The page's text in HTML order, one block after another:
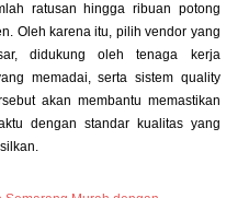
ratusan hingga ribuan potong
Oleh karena itu, pilih vendor yang
didukung oleh tenaga kerja
memadai, serta sistem quality
akan membantu memastikan
dengan standar kualitas yang